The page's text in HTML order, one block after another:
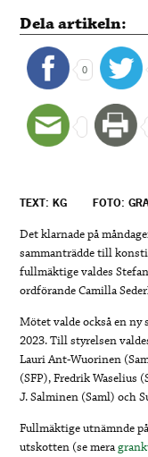
Dela artikeln:
0
TEXT: KG FOTO:
Det klarnade på
sammanträdde till
fullmäktige valdes
ordförande Camilla
Mötet valde också en
2023. Till styrelsen
Lauri Ant-Wuorinen
(SFP), Fredrik Waselius
J. Salminen (Saml) och
Fullmäktige utnämnde
utskotten (se mera